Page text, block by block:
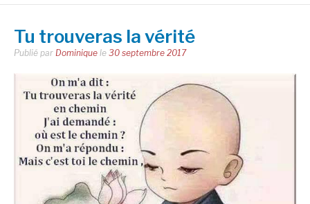
Tu trouveras la vérité
Publié par Dominique le 30 septembre 2017